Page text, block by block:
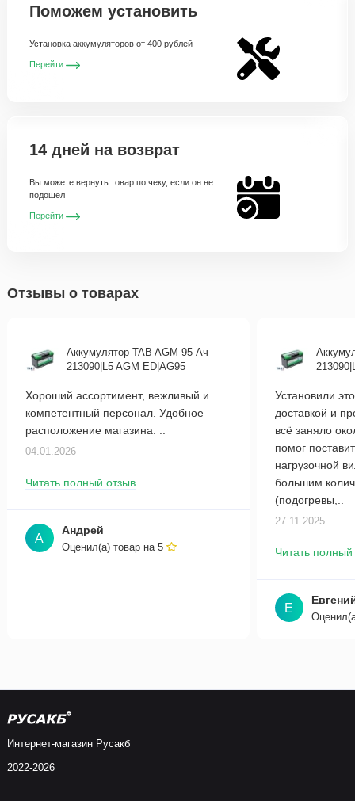
Поможем установить
Установка аккумуляторов от 400 рублей
Перейти
14 дней на возврат
Вы можете вернуть товар по чеку, если он не
подошел
Перейти
Отзывы о товарах
Аккумулятор TAB AGM 95 Ач
213090|L5 AGM ED|AG95
Хороший ассортимент, вежливый и
компетентный персонал. Удобное
расположение магазина. ..
04.01.2026
Читать полный отзыв
А
Андрей
Оценил(а) товар на5
Установили
доставкой и
всё заняло
помог
нагрузочной
большим
(подогревы,..
27.11.2025
Читать полный
Е
Интернет-магазин Русакб
2022-2026